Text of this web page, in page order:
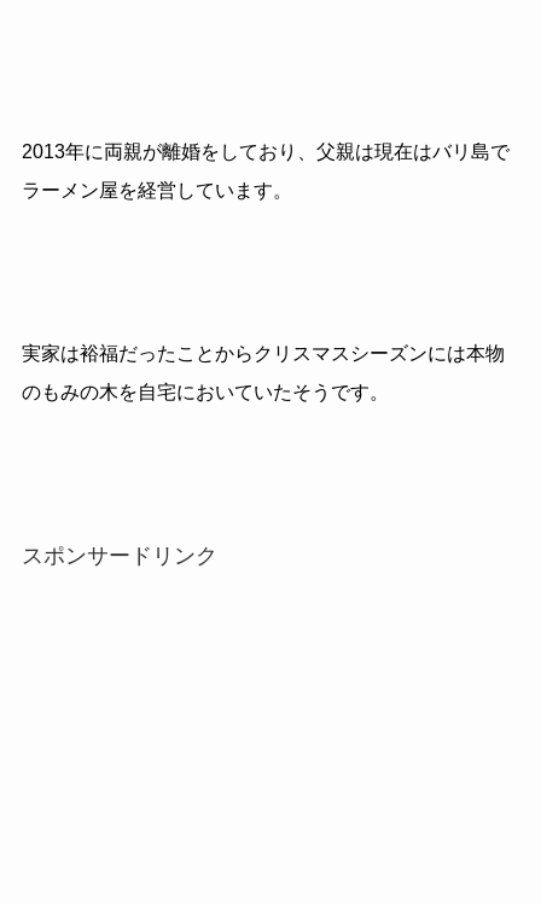
2013年に両親が離婚をしており、父親は現在はバリ島で
ラーメン屋を経営しています。
実家は裕福だったことからクリスマスシーズンには本物
のもみの木を自宅においていたそうです。
スポンサードリンク